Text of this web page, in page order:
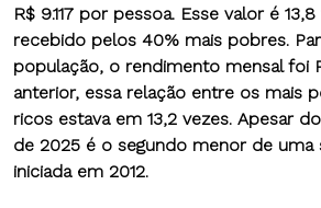
R$ 9.117 por pessoa. Esse valor é
recebido pelos 40% mais pobres.
população, o rendimento mensal foi
anterior, essa relação entre os mais
ricos estava em 13,2 vezes. Apesar
de 2025 é o segundo menor de uma
iniciada em 2012.